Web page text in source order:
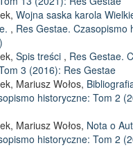
Wojna saska karola
, Res Gestae. Czasopismo
Spis treści , Res Gestae.
3 (2016): Res Gestae
Mariusz Wołos,
historyczne: Tom 2
Mariusz Wołos, Nota o
historyczne: Tom 2